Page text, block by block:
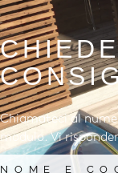
Chiamateci al
modulo. Vi